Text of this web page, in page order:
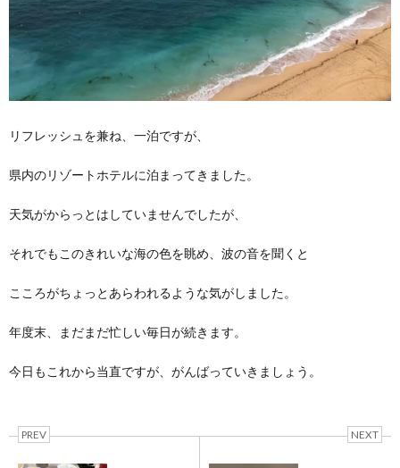
リフレッシュを兼ね、一泊ですが、
県内のリゾートホテルに泊まってきました。
天気がからっとはしていませんでしたが、
それでもこのきれいな海の色を眺め、波の音を聞くと
こころがちょっとあらわれるような気がしました。
年度末、まだまだ忙しい毎日が続きます。
今日もこれから当直ですが、がんばっていきましょう。
PREV NEXT